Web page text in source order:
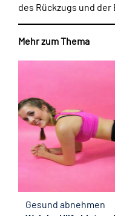
des Rückzugs und der
Mehr zum Thema
Gesund abnehmen